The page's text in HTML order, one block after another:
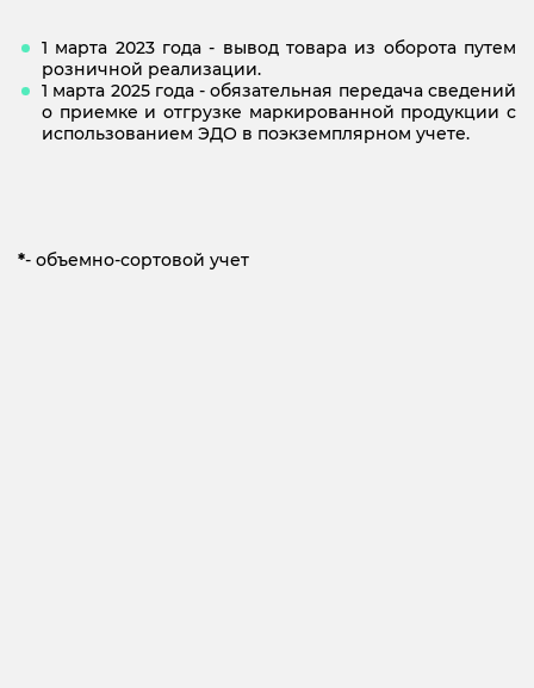
1 марта 2023 года - вывод товара из оборота путем
розничной реализации.
1 марта 2025 года - обязательная передача сведений
о приемке и отгрузке маркированной продукции с
использованием ЭДО в поэкземплярном учете.
*- объемно-сортовой учет